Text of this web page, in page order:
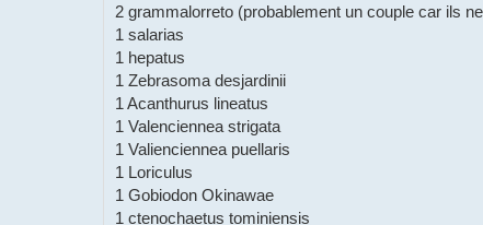
2 grammalorreto (probablement un couple car ils
1 salarias
1 hepatus
1 Zebrasoma desjardinii
1 Acanthurus lineatus
1 Valenciennea strigata
1 Valienciennea puellaris
1 Loriculus
1 Gobiodon Okinawae
1 ctenochaetus tominiensis